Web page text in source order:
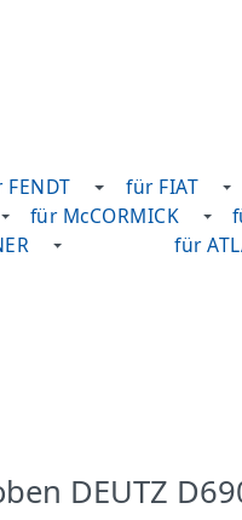
für FIAT
für McCORMICK
für
DEUTZ